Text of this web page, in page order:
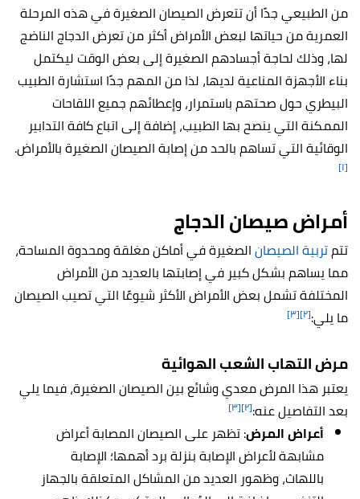
من الطبيعي جدًا أن تتعرض الصيصان الصغيرة في هذه المرحلة
العمرية من حياتها لبعض الأمراض أكثر من تعرض الدجاج الناضج
لها، وذلك لحاجة أجسادهم الصغيرة إلى بعض الوقت ليكتمل
بناء الأجهزة المناعية لديها، لذا من المهم جدًا استشارة الطبيب
البيطري حول صحتهم باستمرار، وإعطائهم جميع اللقاحات
الممكنة التي ينصح بها الطبيب، إضافة إلى اتباع كافة التدابير
الوقائية التي تساهم بالحد من إصابة الصيصان الصغيرة بالأمراض.
[١]
أمراض صيصان الدجاج
تتمتربية الصيصانالصغيرة في أماكن مغلقة ومحدوة المساحة،
مما يساهم بشكل كبير في إصابتها بالعديد من الأمراض
المختلفة تشمل بعض الأمراض الأكثر شيوعًا التي تصيب الصيصان
ما يلي:[٢] [٣]
مرض التهاب الشعب الهوائية
يعتبر هذا المرض معدي وشائع بين الصيصان الصغيرة، فيما يلي
بعد التفاصيل عنه:[٢] [٣]
أعراض المرض: تظهر على الصيصان المصابة أعراض
مشابهة لأعراض الإصابة بنزلة برد أهمها؛ الإصابة
باللهاث، وظهور العديد من المشاكل المتعلقة بالجهاز